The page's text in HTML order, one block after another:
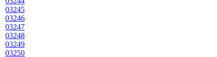
03245
03246
03247
03248
03249
03250